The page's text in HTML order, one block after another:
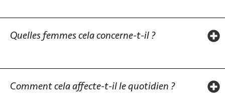
Quelles femmes cela concerne-t-il ?
Comment cela affecte-t-il le quotidien ?